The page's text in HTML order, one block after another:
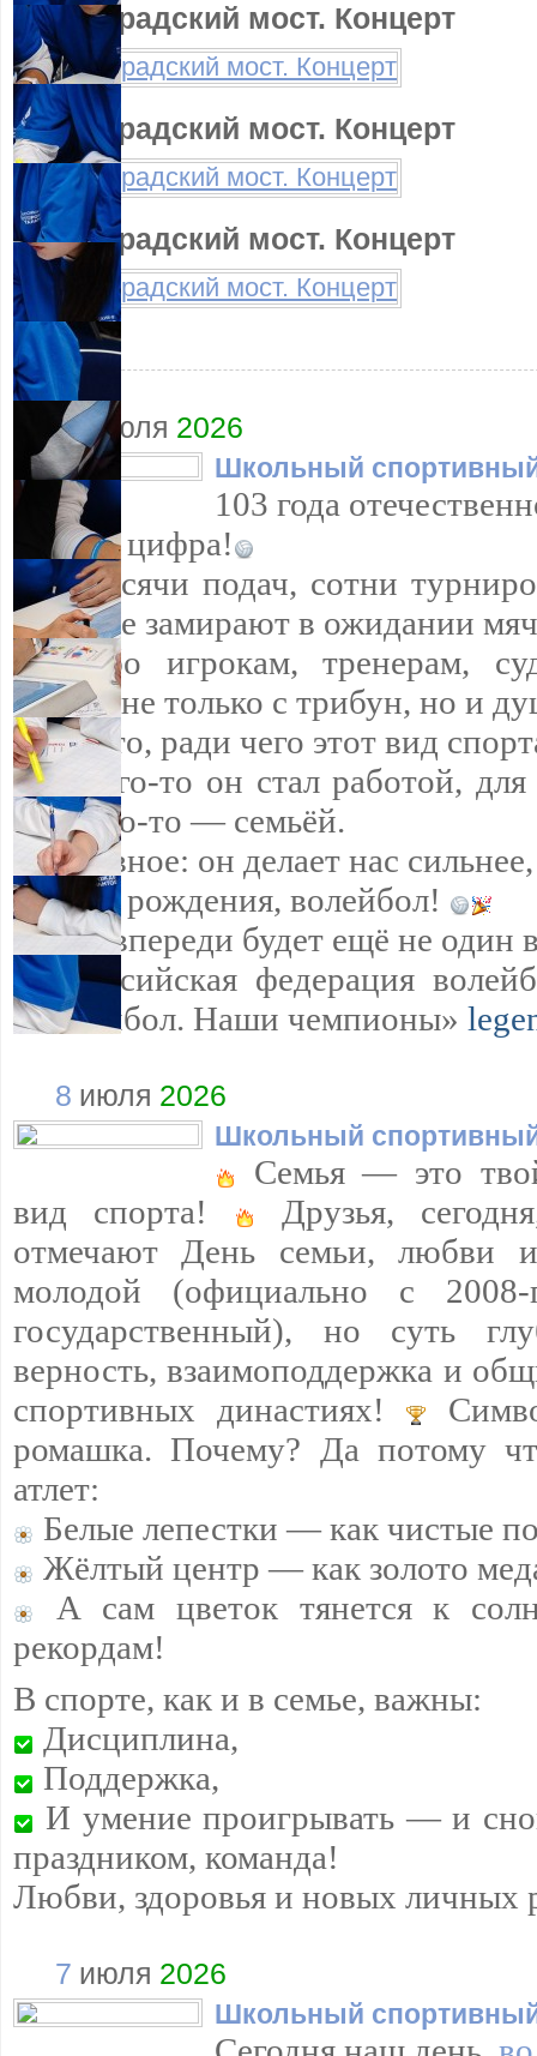
Ленинградский мост. Концерт
Ленинградский мост. Концерт
Ленинградский мост. Концерт
28 июля 2026
Школьный
103 года
просто цифра!
Это тысячи подач, сотни
которые замирают в ожидании
Спасибо игрокам, тренерам,
болеет не только с трибун, но и
Вы — то, ради чего этот вид
Для кого-то он стал работой,
для кого-то — семьёй.
Но главное: он делает нас
С днём рождения, волейбол!
Пусть впереди будет ещё не один
Всероссийская федерация
«Волейбол. Наши чемпионы»
8 июля 2026
Школьный
Семья — это
вид спорта!
Друзья,
отмечают День семьи, любви
молодой (официально с
государственный), но суть
верность, взаимоподдержка и
спортивных династиях!
ромашка. Почему? Да потому
атлет:
Белые лепестки — как чистые
Жёлтый центр — как золото
А сам цветок тянется к
рекордам!
В спорте, как и в семье, важны:
Дисциплина,
Поддержка,
И умение проигрывать — и
праздником, команда!
Любви, здоровья и новых личных
7 июля 2026
Школьный